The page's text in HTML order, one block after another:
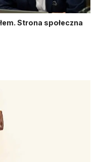
Strona społeczna